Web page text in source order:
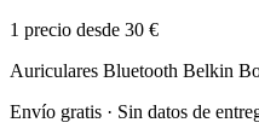
1 precio desde 30 €
Auriculares Bluetooth Belkin
Envío gratis · Sin datos de